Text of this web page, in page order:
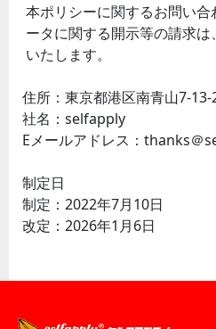
本ポリシーに関するお問い
ータに関する開示等の請求
いたします。
住所：東京都港区南青山7-13-
社名：selfapply
Eメールアドレス：thanks＠
制定日
制定：2022年7月10日
改定：2026年1月6日